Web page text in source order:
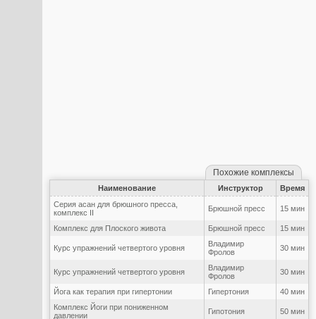
Похожие комплексы
Наименование Инструктор
Время
Серия асан для брюшного пресса,
комплекс II
Брюшной пресс 15 мин
Комплекс для Плоского живота Брюшной пресс 15 мин
Курс упражнений четвертого уровня
Владимир
Фролов
30 мин
Курс упражнений четвертого уровня
Владимир
Фролов
30 мин
Йога как терапия при гипертонии Гипертония
40 мин
Комплекс Йоги при пониженном
давлении
Гипотония 50 мин